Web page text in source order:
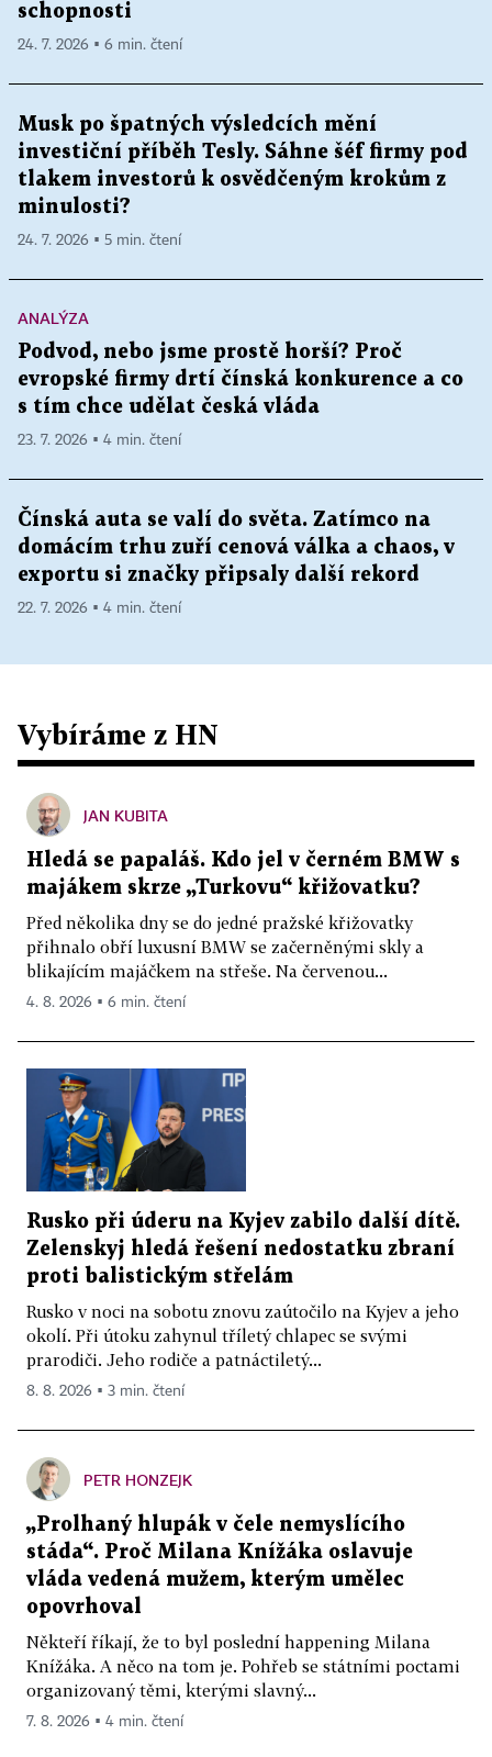
schopnosti
24. 7. 2026 ▪ 6 min. čtení
Musk po špatných výsledcích mění
investiční příběh Tesly. Sáhne šéf firmy pod
tlakem investorů k osvědčeným krokům z
minulosti?
24. 7. 2026 ▪ 5 min. čtení
ANALÝZA
Podvod, nebo jsme prostě horší? Proč
evropské firmy drtí čínská konkurence a co
s tím chce udělat česká vláda
23. 7. 2026 ▪ 4 min. čtení
Čínská auta se valí do světa. Zatímco na
domácím trhu zuří cenová válka a chaos, v
exportu si značky připsaly další rekord
22. 7. 2026 ▪ 4 min. čtení
Vybíráme z HN
JAN KUBITA
Hledá se papaláš. Kdo jel v černém BMW s
majákem skrze „Turkovu“ křižovatku?
Před několika dny se do jedné pražské křižovatky
přihnalo obří luxusní BMW se začerněnými skly a
blikajícím majáčkem na střeše. Na červenou...
4. 8. 2026 ▪ 6 min. čtení
Rusko při úderu na Kyjev zabilo další dítě.
Zelenskyj hledá řešení nedostatku zbraní
proti balistickým střelám
Rusko v noci na sobotu znovu zaútočilo na Kyjev a jeho
okolí. Při útoku zahynul tříletý chlapec se svými
prarodiči. Jeho rodiče a patnáctiletý...
8. 8. 2026 ▪ 3 min. čtení
PETR HONZEJK
„Prolhaný hlupák v čele nemyslícího
stáda“. Proč Milana Knížáka oslavuje
vláda vedená mužem, kterým umělec
opovrhoval
Někteří říkají, že to byl poslední happening Milana
Knížáka. A něco na tom je. Pohřeb se státními poctami
organizovaný těmi, kterými slavný...
7. 8. 2026 ▪ 4 min. čtení